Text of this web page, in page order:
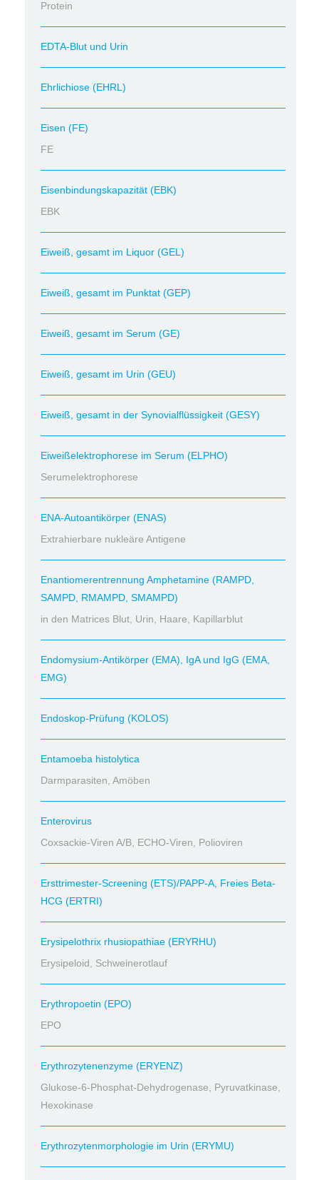
Protein
EDTA-Blut und Urin
Ehrlichiose (EHRL)
Eisen (FE)
FE
Eisenbindungskapazität (EBK)
EBK
Eiweiß, gesamt im Liquor (GEL)
Eiweiß, gesamt im Punktat (GEP)
Eiweiß, gesamt im Serum (GE)
Eiweiß, gesamt im Urin (GEU)
Eiweiß, gesamt in der Synovialflüssigkeit (GESY)
Eiweißelektrophorese im Serum (ELPHO)
Serumelektrophorese
ENA-Autoantikörper (ENAS)
Extrahierbare nukleäre Antigene
Enantiomerentrennung Amphetamine (RAMPD,
SAMPD, RMAMPD, SMAMPD)
in den Matrices Blut, Urin, Haare, Kapillarblut
Endomysium-Antikörper (EMA), IgA und IgG (EMA,
EMG)
Endoskop-Prüfung (KOLOS)
Entamoeba histolytica
Darmparasiten, Amöben
Enterovirus
Coxsackie-Viren A/B, ECHO-Viren, Polioviren
Ersttrimester-Screening (ETS)/PAPP-A, Freies Beta-
HCG (ERTRI)
Erysipelothrix rhusiopathiae (ERYRHU)
Erysipeloid, Schweinerotlauf
Erythropoetin (EPO)
EPO
Erythrozytenenzyme (ERYENZ)
Glukose-6-Phosphat-Dehydrogenase, Pyruvatkinase,
Hexokinase
Erythrozytenmorphologie im Urin (ERYMU)